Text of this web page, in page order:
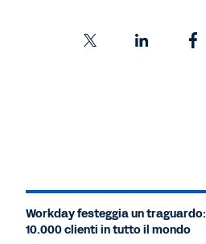
Workday festeggia un traguardo:
10.000 clienti in tutto il mondo